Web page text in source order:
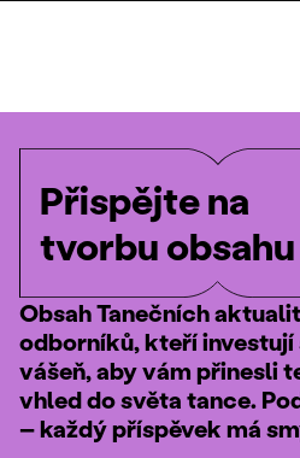
Přispějte na
tvorbu obsahu
Obsah Tanečních
odborníků, kteří investují
vášeň, aby vám přinesli
vhled do světa tance.
– každý příspěvek má